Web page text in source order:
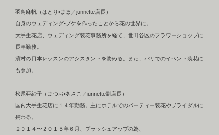
羽鳥麻帆（はとり•まほ／junnette店長）
自身のウェディング•ブケを作ったことから花の世界に。
大手生花店、ウェディング装花事務所を経て、世田谷区のフラワーショップに
長年勤務。
濱村の日本レッスンのアシスタントを務める。また、パリでのイベント装花に
も参加。
松尾亜紗子（まつお•あさこ／junnette副店長）
国内大手生花店に１４年勤務。主にホテルでのパーティー装花やブライダルに
携わる。
２０１４〜２０１５年６月、ブラッシュアップの為、